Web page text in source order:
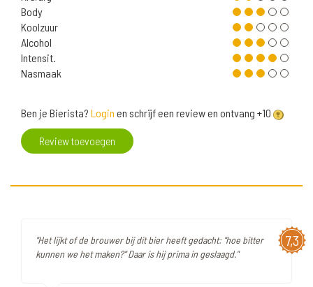
Body
Koolzuur
Alcohol
Intensit.
Nasmaak
Ben je Bierista? Login en schrijf een review en ontvang +10
Review toevoegen
7,3
"Het lijkt of de brouwer bij dit bier heeft gedacht: "hoe bitter
kunnen we het maken?" Daar is hij prima in geslaagd."